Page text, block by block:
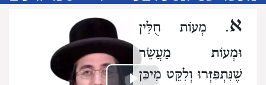
א. מְעוֹת חֻלִּין
וּמְעוֹת מַעֲשֵׂר
שֶׁנִּתְפַּזְּרוּ וְלִקֵּט מִיכַּן